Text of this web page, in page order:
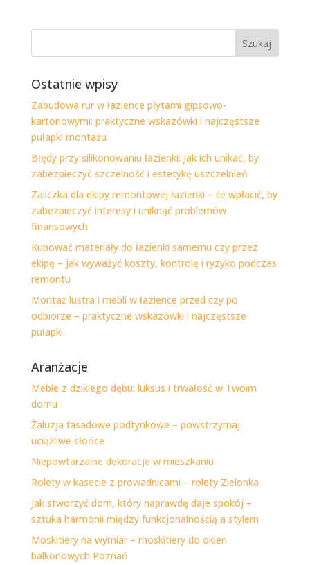
Ostatnie wpisy
Zabudowa rur w łazience płytami gipsowo-
kartonowymi: praktyczne wskazówki i najczęstsze
pułapki montażu
Błędy przy silikonowaniu łazienki: jak ich unikać, by
zabezpieczyć szczelność i estetykę uszczelnień
Zaliczka dla ekipy remontowej łazienki – ile wpłacić, by
zabezpieczyć interesy i uniknąć problemów
finansowych
Kupować materiały do łazienki samemu czy przez
ekipę – jak wyważyć koszty, kontrolę i ryzyko podczas
remontu
Montaż lustra i mebli w łazience przed czy po
odbiorze – praktyczne wskazówki i najczęstsze
pułapki
Aranżacje
Meble z dzikiego dębu: luksus i trwałość w Twoim
domu
Żaluzja fasadowe podtynkowe – powstrzymaj
uciążliwe słońce
Niepowtarzalne dekoracje w mieszkaniu
Rolety w kasecie z prowadnicami – rolety Zielonka
Jak stworzyć dom, który naprawdę daje spokój –
sztuka harmonii między funkcjonalnością a stylem
Moskitiery na wymiar – moskitiery do okien
balkonowych Poznań